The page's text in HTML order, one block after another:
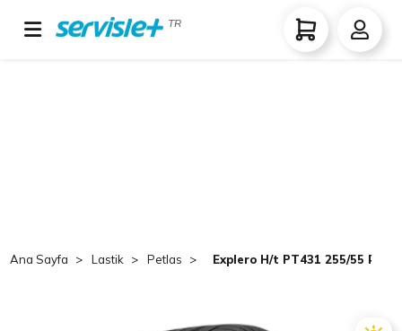
TR
Ana Sayfa Lastik Petlas Explero H/t PT431 255/55 R18